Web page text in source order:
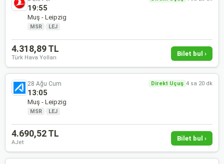
19:55
Muş - Leipzig
MSR · LEJ
4.318,89 TL
Türk Hava Yolları
Bilet bul ›
28 Ağu Cum Direkt Uçuş 4 sa 20 dk
13:05
Muş - Leipzig
MSR · LEJ
4.690,52 TL
AJet
Bilet bul ›